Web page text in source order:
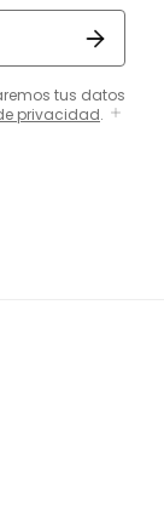
tus datos
privacidad.